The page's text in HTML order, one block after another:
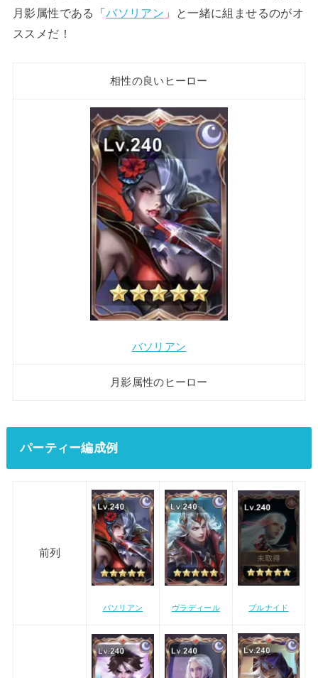
月影属性である「バソリアン 」と一緒に組ませるのがオ
ススメだ！
相性の良いヒーロー
バソリアン
月影属性のヒーロー
パーティー編成例
前列
バソリアン ヴラディール ブルナイド